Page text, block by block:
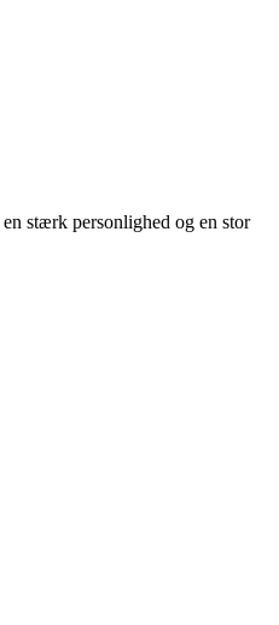
stærk personlighed og en stor